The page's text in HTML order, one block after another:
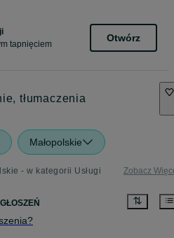
tapnięciem
Otwórz
tłumaczenia
Małopolskie
- w kategorii Usługi Zobacz